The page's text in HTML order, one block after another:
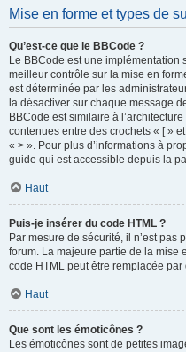
Mise en forme et types de
Qu’est-ce que le BBCode ?
Le BBCode est une implémentation
meilleur contrôle sur la mise en
est déterminée par les
la désactiver sur chaque message
BBCode est similaire à
contenues entre des crochets « [ »
« > ». Pour plus d’informations à
guide qui est accessible depuis la
Haut
Puis-je insérer du code HTML ?
Par mesure de sécurité, il n’est pas
forum. La majeure partie de la mise
code HTML peut être remplacée par
Haut
Que sont les émoticônes ?
Les émoticônes sont de petites